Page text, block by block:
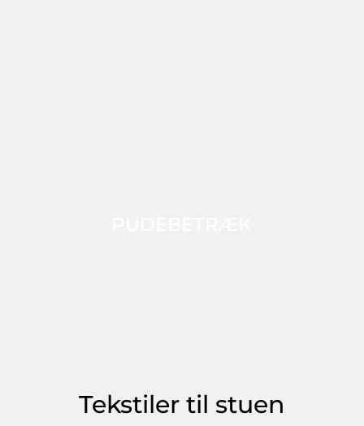
Tekstiler til stuen